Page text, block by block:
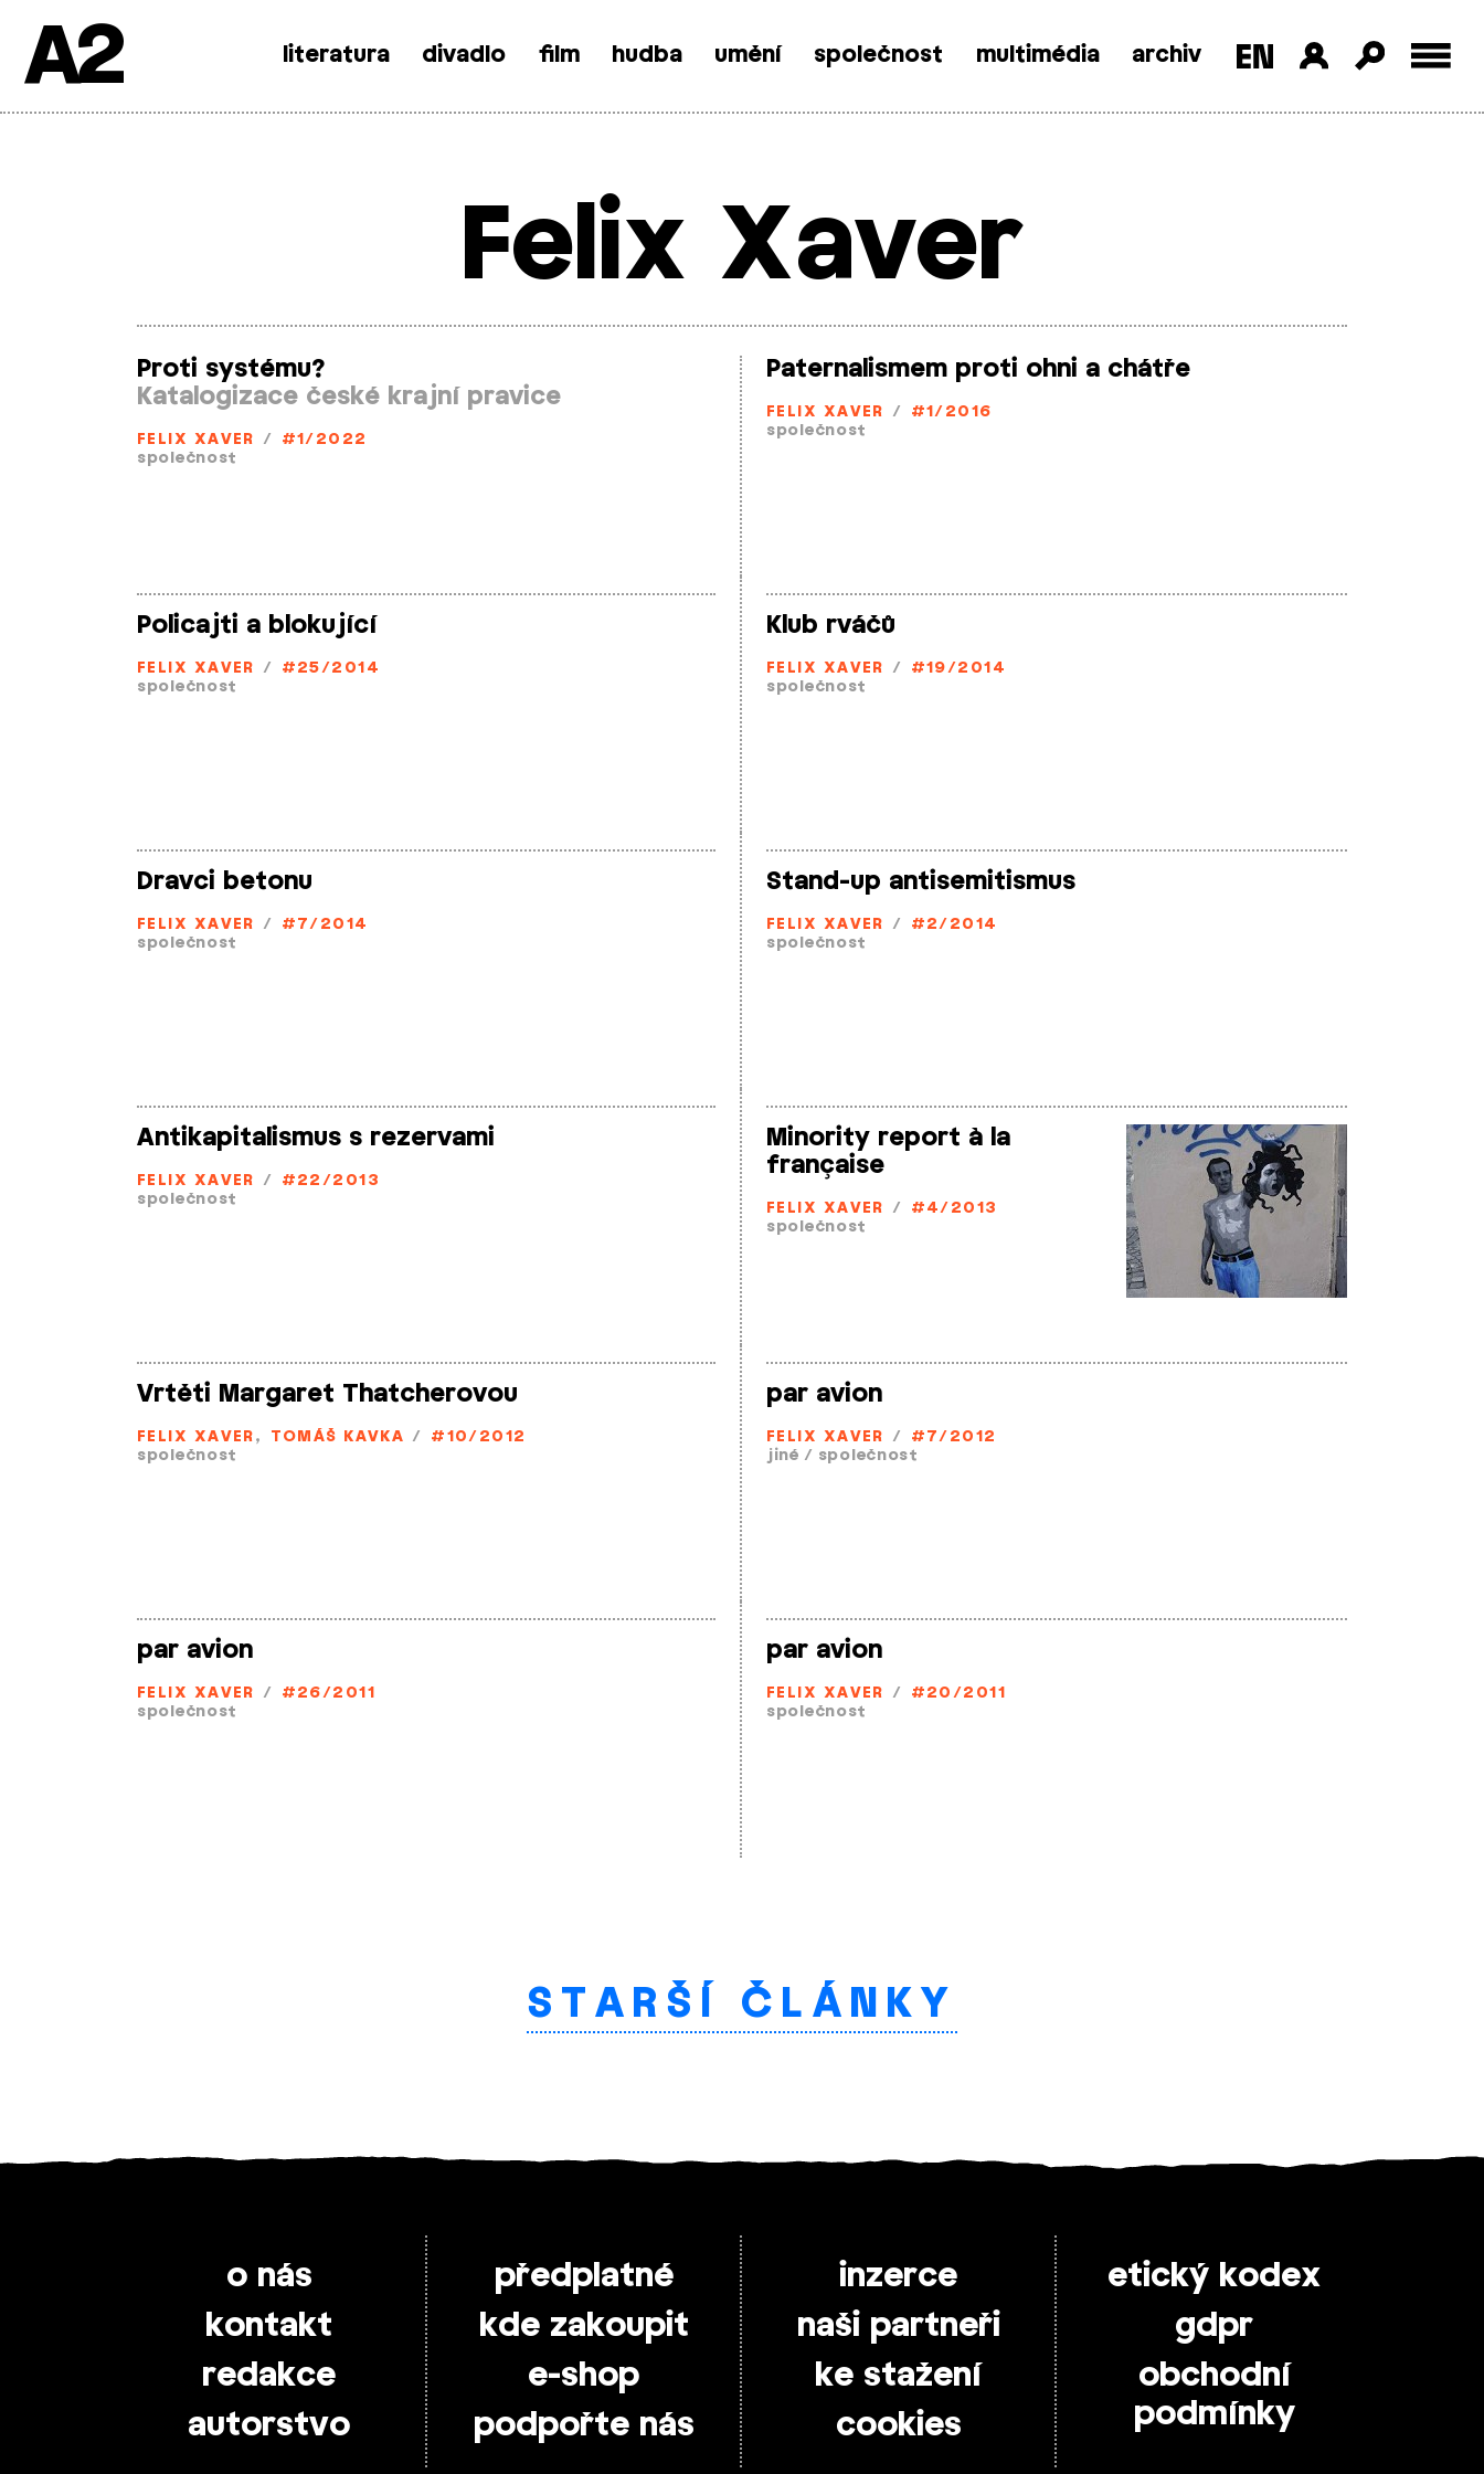
SkipA2 literatura divadlo film hudba umění společnost multimédia archiv
Felix Xaver
Proti systému?
Katalogizace české krajní pravice
FELIX XAVER /
#1/2022
společnost
Paternalismem proti ohni a chátře
FELIX XAVER /
#1/2016
společnost
Policajti a blokující
FELIX XAVER /
#25/2014
společnost
Klub rváčů
FELIX XAVER /
#19/2014
společnost
Dravci betonu
FELIX XAVER /
#7/2014
společnost
Stand­-up antisemitismus
FELIX XAVER /
#2/2014
společnost
Antikapitalismus s rezervami
FELIX XAVER /
#22/2013
společnost
Minority report à la
française
FELIX XAVER /
#4/2013
společnost
Vrtěti Margaret Thatcherovou
FELIX XAVER, TOMÁŠ KAVKA /
#10/2012
společnost
par avion
FELIX XAVER /
#7/2012
jiné / společnost
par avion
FELIX XAVER /
#26/2011
společnost
par avion
FELIX XAVER /
#20/2011
společnost
STARŠÍ ČLÁNKY
o nás
kontakt
redakce
autorstvo
předplatné
kde zakoupit
e-shop
podpořte nás
inzerce
naši partneři
ke stažení
cookies
etický kodex
gdpr
obchodní
podmínky